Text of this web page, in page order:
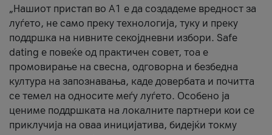
„Нашиот пристап во А1 е да создадеме вредност за
луѓето, не само преку технологија, туку и преку
поддршка на нивните секојдневни избори. Safe
dating е повеќе од практичен совет, тоа е
промовирање на свесна, одговорна и безбедна
култура на запознавања, каде довербата и почитта
се темел на односите меѓу луѓето. Особено ја
цениме поддршката на локалните партнери кои се
приклучија на оваа иницијатива, бидејќи токму